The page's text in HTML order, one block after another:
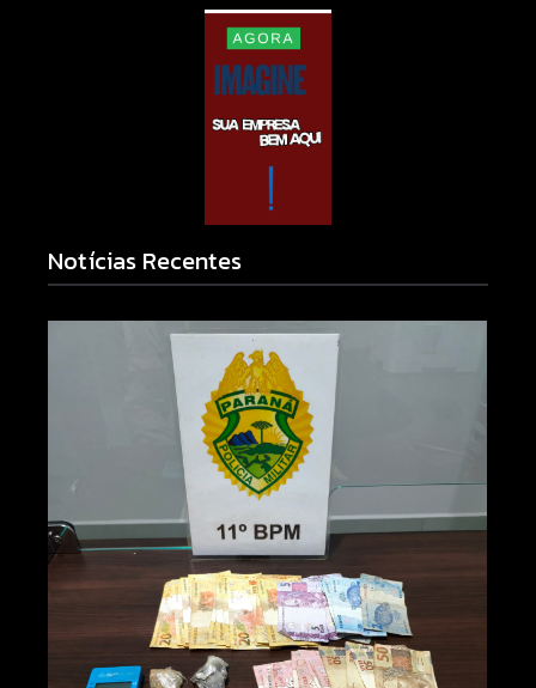
Notícias Recentes